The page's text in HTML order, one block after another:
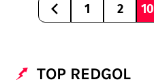
1 2
TOP REDGOL